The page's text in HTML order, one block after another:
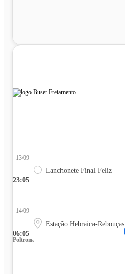
23:05
13/09
Lanchonete Final Feliz
06:05
14/09
Estação Hebraica-Rebouças
Poltrona